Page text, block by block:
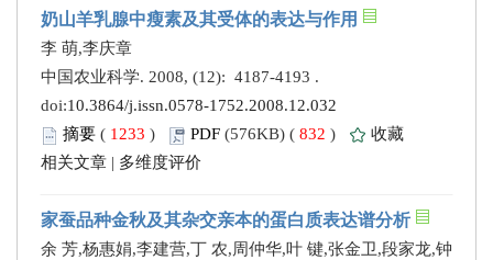
奶山羊乳腺中瘦素及其受体的表达与作用
李 萌,李庆章
中国农业科学. 2008, (12): 4187-4193 .
doi:10.3864/j.issn.0578-1752.2008.12.032
摘要 ( 1233 ) PDF (576KB) ( 832 )
收藏
相关文章 | 多维度评价
家蚕品种金秋及其杂交亲本的蛋白质表达谱分析
余 芳,杨惠娟,李建营,丁 农,周仲华,叶 键,张金卫,段家龙,钟